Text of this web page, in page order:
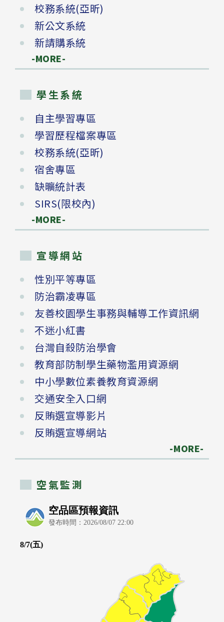
校務系統(亞昕)
新公文系統
新請購系統
-MORE-
學生系統
自主學習專區
學習歷程檔案專區
校務系統(亞昕)
宿舍專區
缺曠統計表
SIRS(限校內)
-MORE-
宣導網站
性別平等專區
防治霸凌專區
友善校園學生事務與輔導工作資訊網
不迷小紅書
台灣自殺防治學會
教育部防制學生藥物濫用資源網
中小學數位素養教育資源網
交通安全入口網
反賄選宣導影片
反賄選宣導網站
-MORE-
空氣監測